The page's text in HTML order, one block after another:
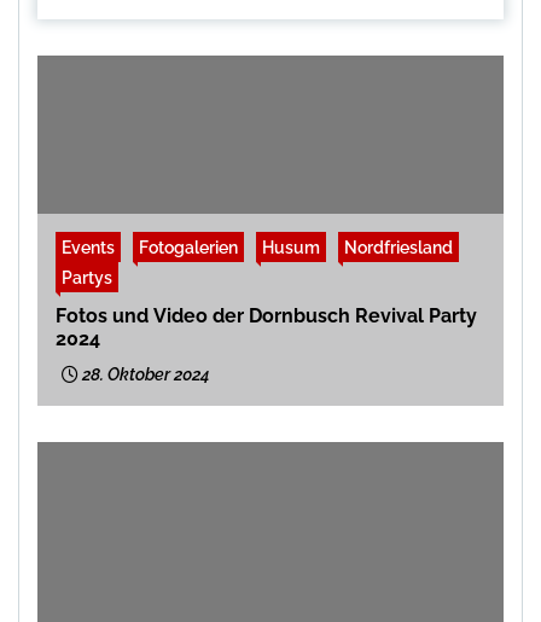
Events Fotogalerien Husum
Nordfriesland
Partys
Fotos und Video der Dornbusch Revival Party
2024
28. Oktober 2024